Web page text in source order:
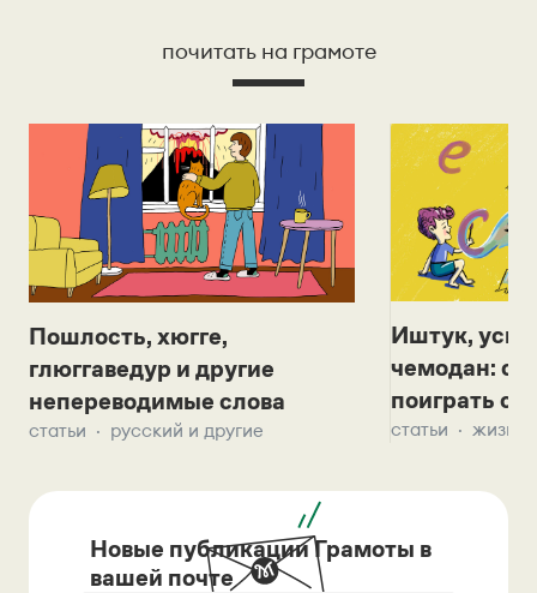
почитать на грамоте
Пошлость, хюгге,
глюггаведур и другие
непереводимые слова
статьи русский и другие
Иштук,
чемодан:
поиграть с
статьи жизнь
Новые публикации Грамоты в
вашей почте